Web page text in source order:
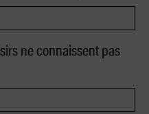
ne connaissent pas